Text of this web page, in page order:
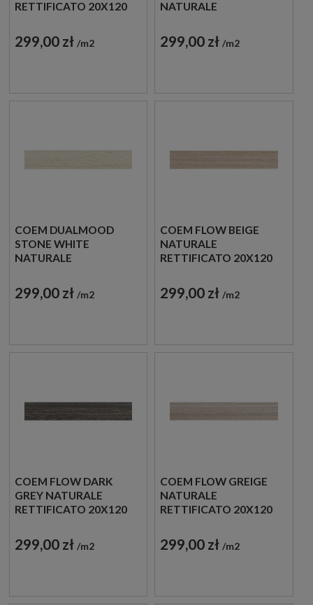
RETTIFICATO 20X120
GRESOWE KAMIENNE
299,00 zł m2
NATURALE
VAS213R PŁYTKI
GRESOWE KAMIENNE
299,00 zł m2
COEM DUALMOOD
STONE WHITE
NATURALE
VAS211R PŁYTKI
GRESOWE KAMIENNE
299,00 zł m2
COEM FLOW BEIGE
NATURALE
RETTIFICATO 20X120
GRESOWE IMITUJĄCE
MARMUR
299,00 zł m2
COEM FLOW DARK
GREY NATURALE
RETTIFICATO 20X120
GRESOWE IMITUJĄCE
MARMUR
299,00 zł m2
COEM FLOW GREIGE
NATURALE
RETTIFICATO 20X120
GRESOWE IMITUJĄCE
MARMUR
299,00 zł m2